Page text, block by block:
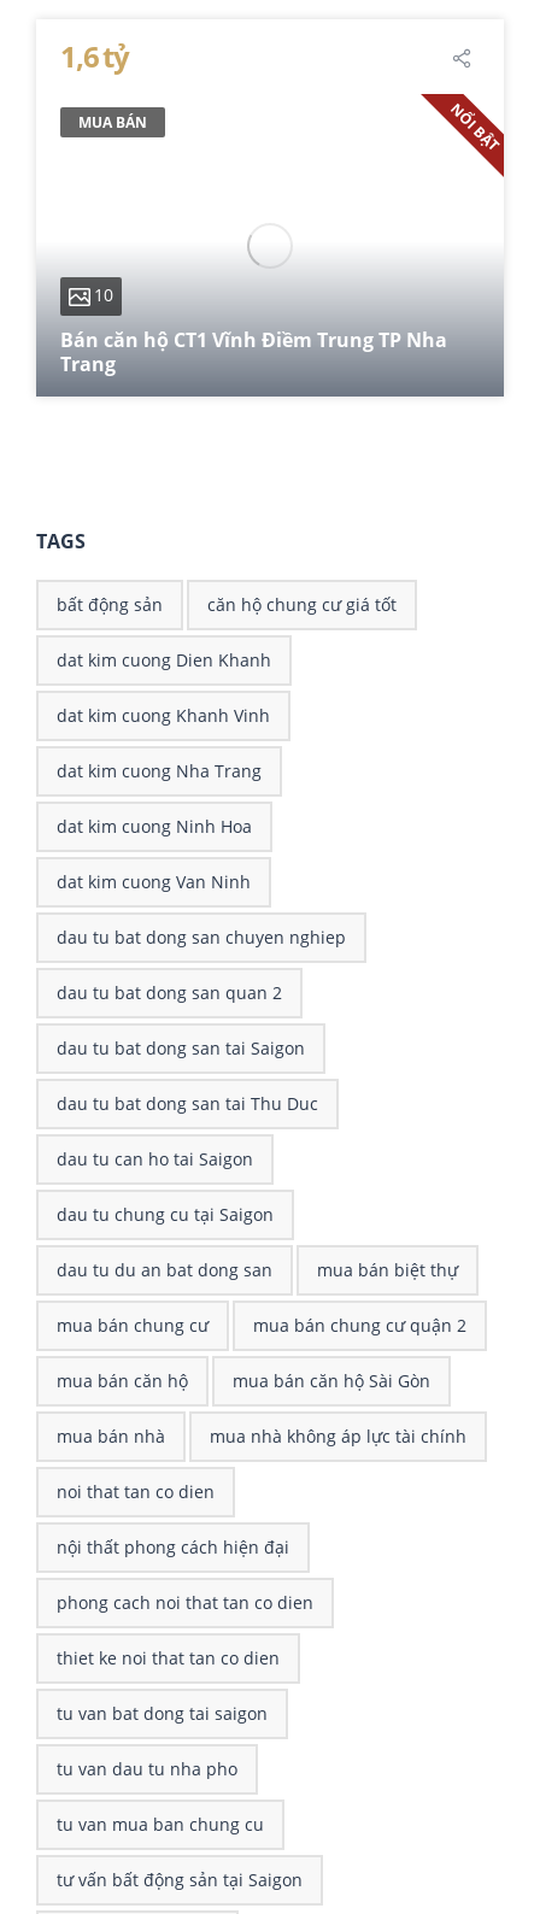
1,6 tỷ
MUA BÁN NỔI BẬT
10
Bán căn hộ CT1 Vĩnh Điềm Trung TP Nha
Trang
TAGS
bất động sản căn hộ chung cư giá tốt
dat kim cuong Dien Khanh
dat kim cuong Khanh Vinh
dat kim cuong Nha Trang
dat kim cuong Ninh Hoa
dat kim cuong Van Ninh
dau tu bat dong san chuyen nghiep
dau tu bat dong san quan 2
dau tu bat dong san tai Saigon
dau tu bat dong san tai Thu Duc
dau tu can ho tai Saigon
dau tu chung cu tại Saigon
dau tu du an bat dong san mua bán biệt thự
mua bán chung cư mua bán chung cư quận 2
mua bán căn hộ mua bán căn hộ Sài Gòn
mua bán nhà mua nhà không áp lực tài chính
noi that tan co dien
nội thất phong cách hiện đại
phong cach noi that tan co dien
thiet ke noi that tan co dien
tu van bat dong tai saigon
tu van dau tu nha pho
tu van mua ban chung cu
tư vấn bất động sản tại Saigon